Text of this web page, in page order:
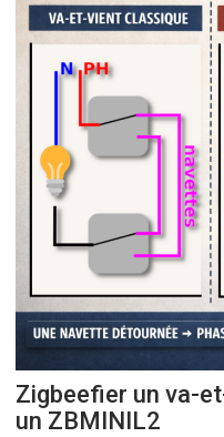
Zigbeefier un va-
un ZBMINIL2